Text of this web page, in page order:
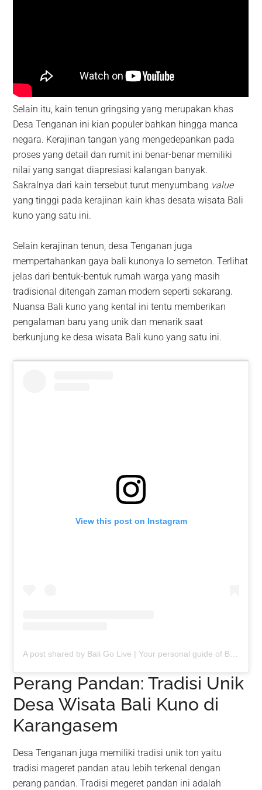
Selain itu, kain tenun gringsing yang merupakan khas
Desa Tenganan ini kian populer bahkan hingga manca
negara. Kerajinan tangan yang mengedepankan pada
proses yang detail dan rumit ini benar-benar memiliki
nilai yang sangat diapresiasi kalangan banyak.
Sakralnya dari kain tersebut turut menyumbang value
yang tinggi pada kerajinan kain khas desata wisata Bali
kuno yang satu ini.
Selain kerajinan tenun, desa Tenganan juga
mempertahankan gaya bali kunonya lo semeton. Terlihat
jelas dari bentuk-bentuk rumah warga yang masih
tradisional ditengah zaman modern seperti sekarang.
Nuansa Bali kuno yang kental ini tentu memberikan
pengalaman baru yang unik dan menarik saat
berkunjung ke desa wisata Bali kuno yang satu ini.
View this post on Instagram
Perang Pandan: Tradisi Unik
Desa Wisata Bali Kuno di
Karangasem
Desa Tenganan juga memiliki tradisi unik ton yaitu
tradisi mageret pandan atau lebih terkenal dengan
perang pandan. Tradisi megeret pandan ini adalah